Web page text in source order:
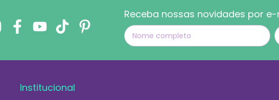
Receba nossas novidades por
Institucional